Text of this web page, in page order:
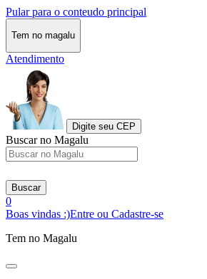
Pular para o conteudo principal
Tem no magalu
Atendimento
Digite seu CEP
Buscar no Magalu
Buscar
0
Boas vindas :)Entre ou Cadastre-se
Tem no Magalu